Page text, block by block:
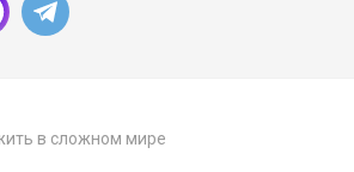
в сложном мире